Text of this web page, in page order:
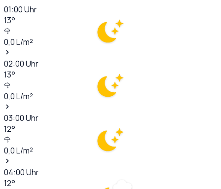
01:00Uhr
13°
0,0L/m²
02:00Uhr
13°
0,0L/m²
03:00Uhr
12°
0,0L/m²
04:00Uhr
12°